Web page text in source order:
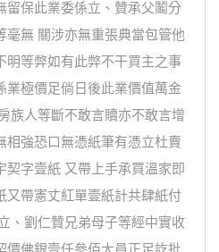
留保此業委係立、贊承父鬮分
毫無 關涉亦無重張典當包管他
明等弊如有此弊不干買主之事
業極價足倘日後此業價值萬金
族人等斷不敢言贖亦不敢言增
相強恐口無憑紙筆有憑立杜賣
契字壹紙 又帶上手承買溫家即
又帶憲丈紅單壹紙計共肆紙付
、劉仁贊兄弟母子等經中實收